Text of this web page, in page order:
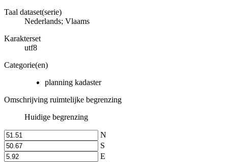
Taal dataset(serie)
Nederlands; Vlaams
Karakterset
utf8
Categorie(en)
planning kadaster
Omschrijving ruimtelijke begrenzing
Huidige begrenzing
N
S
E